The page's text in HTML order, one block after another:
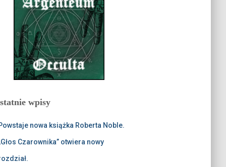
wpisy
nowa książka Roberta Noble.
Czarownika” otwiera nowy